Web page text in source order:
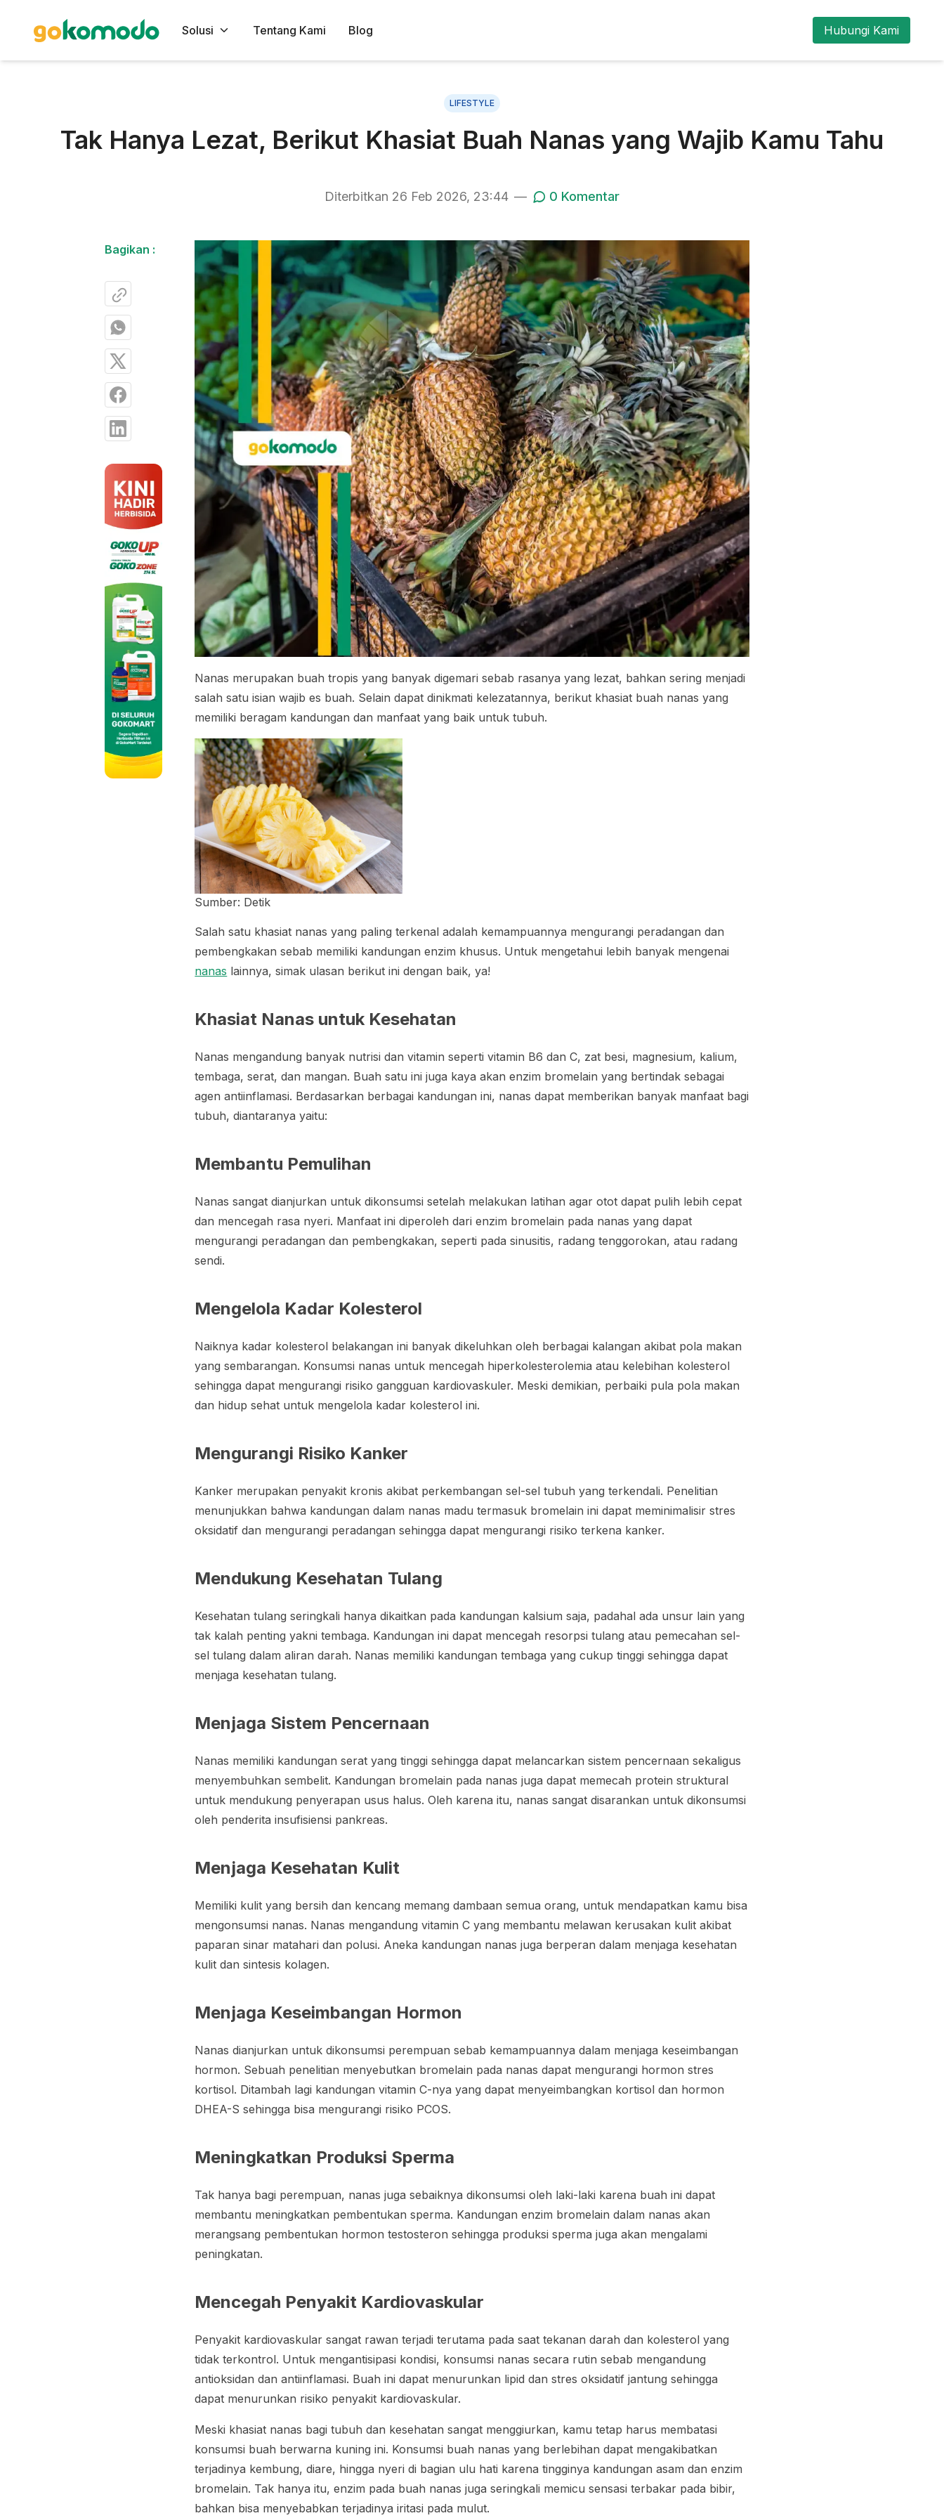
Solusi Tentang Kami Blog Hubungi Kami
LIFESTYLE
Tak Hanya Lezat, Berikut Khasiat Buah Nanas yang Wajib Kamu Tahu
Diterbitkan 26 Feb 2026, 23:44 — 0 Komentar
Bagikan :
Nanas merupakan buah tropis yang banyak digemari sebab rasanya yang lezat, bahkan sering menjadi
salah satu isian wajib es buah. Selain dapat dinikmati kelezatannya, berikut khasiat buah nanas yang
memiliki beragam kandungan dan manfaat yang baik untuk tubuh.
Sumber: Detik
Salah satu khasiat nanas yang paling terkenal adalah kemampuannya mengurangi peradangan dan
pembengkakan sebab memiliki kandungan enzim khusus. Untuk mengetahui lebih banyak mengenai
nanas lainnya, simak ulasan berikut ini dengan baik, ya!
Khasiat Nanas untuk Kesehatan
Nanas mengandung banyak nutrisi dan vitamin seperti vitamin B6 dan C, zat besi, magnesium, kalium,
tembaga, serat, dan mangan. Buah satu ini juga kaya akan enzim bromelain yang bertindak sebagai
agen antiinflamasi. Berdasarkan berbagai kandungan ini, nanas dapat memberikan banyak manfaat bagi
tubuh, diantaranya yaitu:
Membantu Pemulihan
Nanas sangat dianjurkan untuk dikonsumsi setelah melakukan latihan agar otot dapat pulih lebih cepat
dan mencegah rasa nyeri. Manfaat ini diperoleh dari enzim bromelain pada nanas yang dapat
mengurangi peradangan dan pembengkakan, seperti pada sinusitis, radang tenggorokan, atau radang
sendi.
Mengelola Kadar Kolesterol
Naiknya kadar kolesterol belakangan ini banyak dikeluhkan oleh berbagai kalangan akibat pola makan
yang sembarangan. Konsumsi nanas untuk mencegah hiperkolesterolemia atau kelebihan kolesterol
sehingga dapat mengurangi risiko gangguan kardiovaskuler. Meski demikian, perbaiki pula pola makan
dan hidup sehat untuk mengelola kadar kolesterol ini.
Mengurangi Risiko Kanker
Kanker merupakan penyakit kronis akibat perkembangan sel-sel tubuh yang terkendali. Penelitian
menunjukkan bahwa kandungan dalam nanas madu termasuk bromelain ini dapat meminimalisir stres
oksidatif dan mengurangi peradangan sehingga dapat mengurangi risiko terkena kanker.
Mendukung Kesehatan Tulang
Kesehatan tulang seringkali hanya dikaitkan pada kandungan kalsium saja, padahal ada unsur lain yang
tak kalah penting yakni tembaga. Kandungan ini dapat mencegah resorpsi tulang atau pemecahan sel-
sel tulang dalam aliran darah. Nanas memiliki kandungan tembaga yang cukup tinggi sehingga dapat
menjaga kesehatan tulang.
Menjaga Sistem Pencernaan
Nanas memiliki kandungan serat yang tinggi sehingga dapat melancarkan sistem pencernaan sekaligus
menyembuhkan sembelit. Kandungan bromelain pada nanas juga dapat memecah protein struktural
untuk mendukung penyerapan usus halus. Oleh karena itu, nanas sangat disarankan untuk dikonsumsi
oleh penderita insufisiensi pankreas.
Menjaga Kesehatan Kulit
Memiliki kulit yang bersih dan kencang memang dambaan semua orang, untuk mendapatkan kamu bisa
mengonsumsi nanas. Nanas mengandung vitamin C yang membantu melawan kerusakan kulit akibat
paparan sinar matahari dan polusi. Aneka kandungan nanas juga berperan dalam menjaga kesehatan
kulit dan sintesis kolagen.
Menjaga Keseimbangan Hormon
Nanas dianjurkan untuk dikonsumsi perempuan sebab kemampuannya dalam menjaga keseimbangan
hormon. Sebuah penelitian menyebutkan bromelain pada nanas dapat mengurangi hormon stres
kortisol. Ditambah lagi kandungan vitamin C-nya yang dapat menyeimbangkan kortisol dan hormon
DHEA-S sehingga bisa mengurangi risiko PCOS.
Meningkatkan Produksi Sperma
Tak hanya bagi perempuan, nanas juga sebaiknya dikonsumsi oleh laki-laki karena buah ini dapat
membantu meningkatkan pembentukan sperma. Kandungan enzim bromelain dalam nanas akan
merangsang pembentukan hormon testosteron sehingga produksi sperma juga akan mengalami
peningkatan.
Mencegah Penyakit Kardiovaskular
Penyakit kardiovaskular sangat rawan terjadi terutama pada saat tekanan darah dan kolesterol yang
tidak terkontrol. Untuk mengantisipasi kondisi, konsumsi nanas secara rutin sebab mengandung
antioksidan dan antiinflamasi. Buah ini dapat menurunkan lipid dan stres oksidatif jantung sehingga
dapat menurunkan risiko penyakit kardiovaskular.
Meski khasiat nanas bagi tubuh dan kesehatan sangat menggiurkan, kamu tetap harus membatasi
konsumsi buah berwarna kuning ini. Konsumsi buah nanas yang berlebihan dapat mengakibatkan
terjadinya kembung, diare, hingga nyeri di bagian ulu hati karena tingginya kandungan asam dan enzim
bromelain. Tak hanya itu, enzim pada buah nanas juga seringkali memicu sensasi terbakar pada bibir,
bahkan bisa menyebabkan terjadinya iritasi pada mulut.